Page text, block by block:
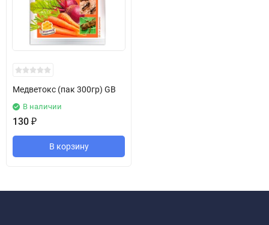
Медветокс (пак 300гр) GB
В наличии
130 ₽
В корзину